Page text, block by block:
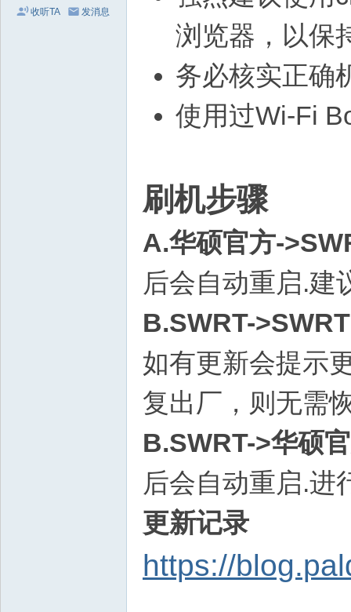
收听TA 发消息
浏览器，以保
务必核实正确
使用过Wi-Fi
刷机步骤
A.华硕官方-
后会自动重启.建
B.SWRT-
如有更新会提示
复出厂，则无需
B.SWRT->华硕
后会自动重启.进
更新记录
https://